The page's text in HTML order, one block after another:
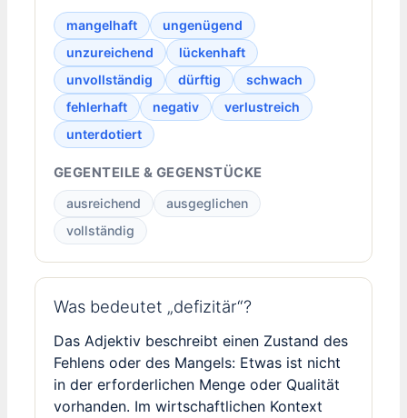
mangelhaft
ungenügend
unzureichend
lückenhaft
unvollständig
dürftig
schwach
fehlerhaft
negativ
verlustreich
unterdotiert
GEGENTEILE & GEGENSTÜCKE
ausreichend
ausgeglichen
vollständig
Was bedeutet „defizitär“?
Das Adjektiv beschreibt einen Zustand des
Fehlens oder des Mangels: Etwas ist nicht
in der erforderlichen Menge oder Qualität
vorhanden. Im wirtschaftlichen Kontext